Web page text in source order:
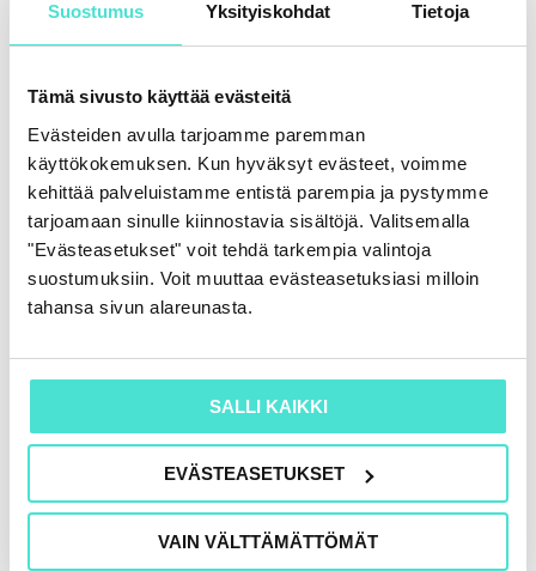
Suostumus Yksityiskohdat Tietoja
Tämä sivusto käyttää evästeitä
Evästeiden avulla tarjoamme paremman
käyttökokemuksen. Kun hyväksyt evästeet, voimme
kehittää palveluistamme entistä parempia ja pystymme
tarjoamaan sinulle kiinnostavia sisältöjä. Valitsemalla
"Evästeasetukset" voit tehdä tarkempia valintoja
suostumuksiin. Voit muuttaa evästeasetuksiasi milloin
tahansa sivun alareunasta.
SALLI KAIKKI
EVÄSTEASETUKSET
VAIN VÄLTTÄMÄTTÖMÄT
Tekoäly ja taloudellisen raportoinnin uusi
luotettavuustaso
16.6.2026